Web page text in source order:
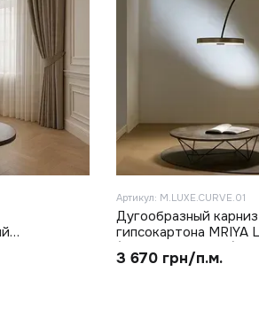
Артикул: M.LUXE.CURVE.01
Дугообразный
гипсокартона MRIYA
(M.LUXE.CURVE.01)
3 670 грн/п.м.